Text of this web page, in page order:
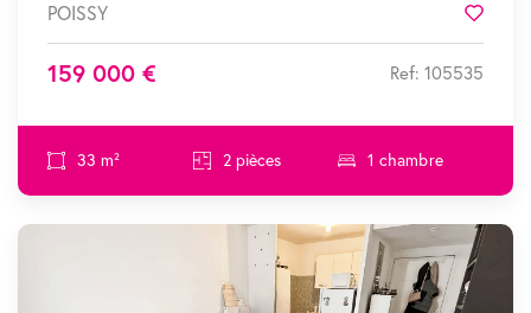
POISSY
159 000 € Ref: 105535
33 m² 2 pièces 1 chambre